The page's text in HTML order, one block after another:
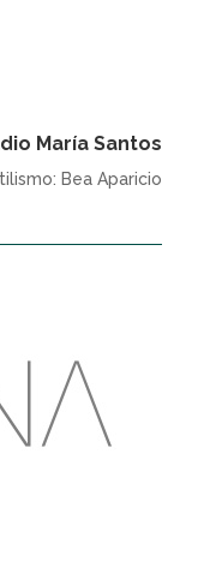
María Santos
Bea Aparicio